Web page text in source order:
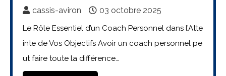
cassis-aviron 03 octobre 2025
Le Rôle Essentiel d’un Coach Personnel dans l’Atte
inte de Vos Objectifs Avoir un coach personnel pe
ut faire toute la différence…